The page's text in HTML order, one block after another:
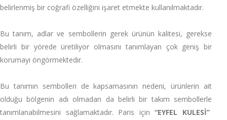
belirlenmiş bir coğrafi özelliğini işaret etmekte kullanılmaktadır.
Bu tanım, adlar ve sembollerin gerek ürünün kalitesi, gerekse
belirli bir yörede üretiliyor olmasını tanımlayan çok geniş bir
korumayı öngörmektedir.
Bu tanımın sembolleri de kapsamasının nedeni, ürünlerin ait
olduğu bölgenin adı olmadan da belirli bir takım sembollerle
tanımlanabilmesini sağlamaktadır. Paris için“EYFEL KULESİ”